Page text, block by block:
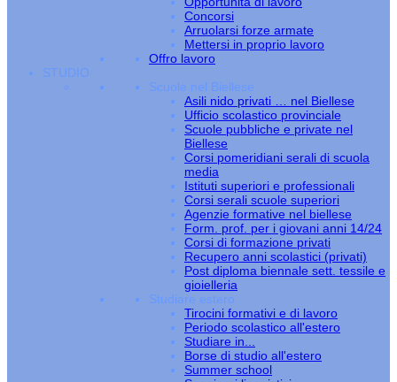
Concorsi
Arruolarsi forze armate
Mettersi in proprio lavoro
Offro lavoro
STUDIO
Scuole nel Biellese
Asili nido privati … nel Biellese
Ufficio scolastico provinciale
Scuole pubbliche e private nel
Biellese
Corsi pomeridiani serali di scuola
media
Istituti superiori e professionali
Corsi serali scuole superiori
Agenzie formative nel biellese
Form. prof. per i giovani anni 14/24
Corsi di formazione privati
Recupero anni scolastici (privati)
Post diploma biennale sett. tessile e
gioielleria
Studiare estero
Tirocini formativi e di lavoro
Periodo scolastico all'estero
Studiare in...
Borse di studio all'estero
Summer school